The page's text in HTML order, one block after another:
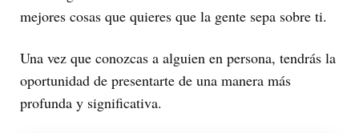
mejores cosas que quieres que la gente sepa sobre ti.
Una vez que conozcas a alguien en persona, tendrás la
oportunidad de presentarte de una manera más
profunda y significativa.